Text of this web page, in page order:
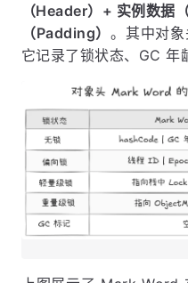
（Header）+ 实例数
（Padding）。其中对
它记录了锁状态、GC 年